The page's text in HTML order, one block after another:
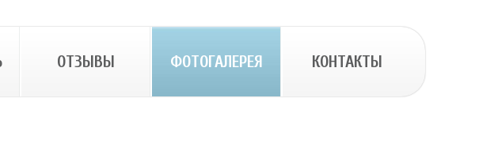
ОТЗЫВЫ ФОТОГАЛЕРЕЯ КОНТАКТЫ